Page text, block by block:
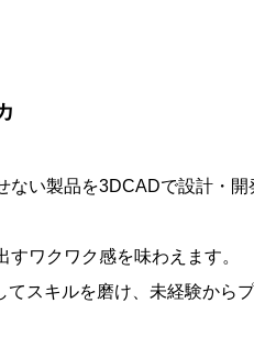
ない製品を3DCADで設計・開
ワクワク感を味わえます。
スキルを磨け、未経験から